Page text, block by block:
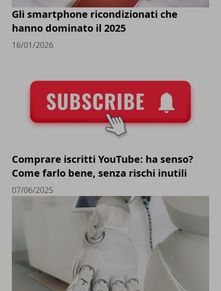
Gli smartphone ricondizionati che
hanno dominato il 2025
16/01/2026
Comprare iscritti YouTube: ha senso?
Come farlo bene, senza rischi inutili
07/06/2025